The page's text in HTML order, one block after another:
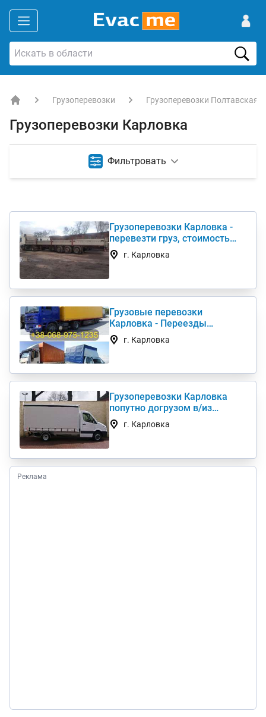
Грузоперевозки Грузоперевозки Полтавская
Грузоперевозки Карловка
Фильтровать
Грузоперевозки Карловка -
перевезти груз, стоимость
услуги недорого
г. Карловка
Грузовые перевозки
Карловка - Переезды
Грузчики Фура Газель
г. Карловка
Грузоперевозки Карловка
попутно догрузом в/из
Киев(а) по Украине (нал,б/н)
г. Карловка
Реклама